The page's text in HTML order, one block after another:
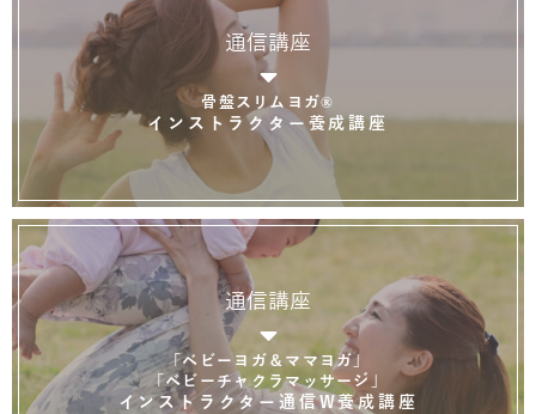
通信講座
骨盤スリムヨガ®
インストラクター養成講座
通信講座
「ベビーヨガ＆ママヨガ」
「ベビーチャクラマッサージ」
インストラクター通信W養成講座